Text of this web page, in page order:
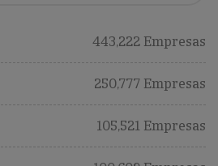
443,222 Empresas
250,777 Empresas
105,521 Empresas